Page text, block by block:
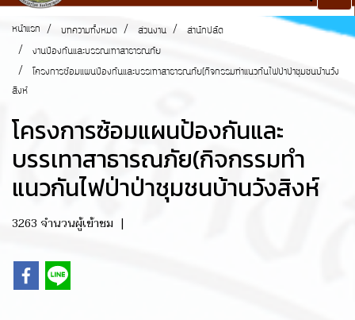
หน้าแรก บทความทั้งหมด ส่วนงาน สำนักปลัด
งานป้องกันและบรรณเทาสาธารณภัย
โครงการซ้อมแผนป้องกันและบรรเทาสาธารณภัย(กิจกรรมทำแนวกันไฟป่าป่าชุมชนบ้านวัง
สิงห์
โครงการซ้อมแผนป้องกันและ
บรรเทาสาธารณภัย(กิจกรรมทำ
แนวกันไฟป่าป่าชุมชนบ้านวังสิงห์
3263 จำนวนผู้เข้าชม |